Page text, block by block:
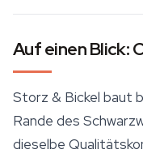
Auf einen Blick:
Storz & Bickel baut
Rande des
dieselbe